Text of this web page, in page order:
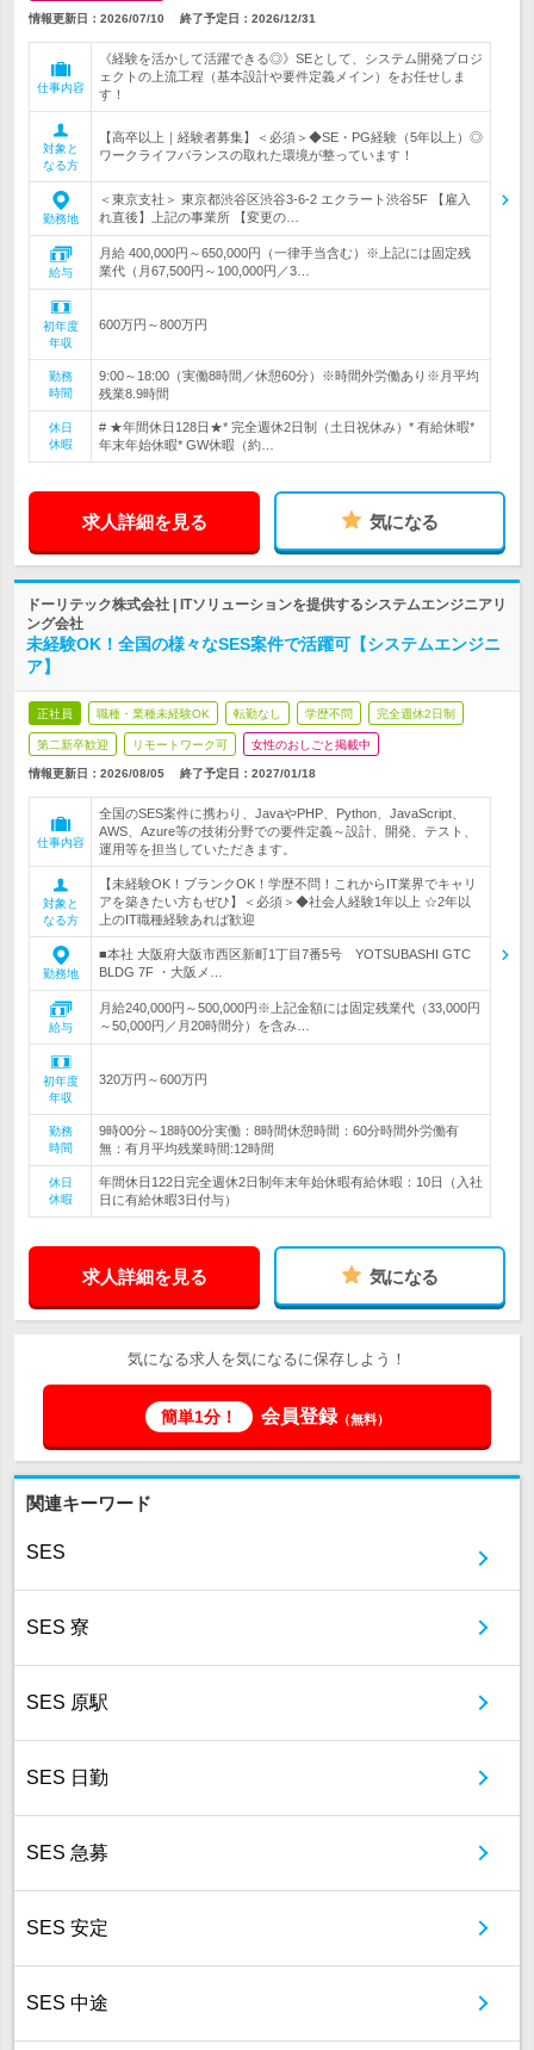
情報更新日：2026/07/10 終了予定日： 2026/12/31
仕事内容
《経験を活かして活躍できる◎》SEとして、システム開発プロジ
ェクトの上流工程（基本設計や要件定義メイン）をお任せしま
す！
対象と
なる方
【高卒以上｜経験者募集】＜必須＞◆SE・PG経験（5年以上）◎
ワークライフバランスの取れた環境が整っています！
勤務地
＜東京支社＞ 東京都渋谷区渋谷3-6-2 エクラート渋谷5F 【雇入
れ直後】上記の事業所 【変更の…
給与
月給 400,000円～650,000円（一律手当含む）※上記には固定残
業代（月67,500円～100,000円／3…
初年度
年収
600万円～800万円
勤務
時間
9:00～18:00（実働8時間／休憩60分）※時間外労働あり※月平均
残業8.9時間
休日
休暇
# ★年間休日128日★* 完全週休2日制（土日祝休み）* 有給休暇*
年末年始休暇* GW休暇（約…
求人詳細を見る 気になる
ドーリテック株式会社 | ITソリューションを提供するシステムエンジニアリ
ング会社
未経験OK！全国の様々なSES案件で活躍可【システムエンジニ
ア】
正社員 職種・業種未経験OK 転勤なし 学歴不問 完全週休2日制
第二新卒歓迎 リモートワーク可 女性のおしごと掲載中
情報更新日：2026/08/05 終了予定日： 2027/01/18
仕事内容
全国のSES案件に携わり、JavaやPHP、Python、JavaScript、
AWS、Azure等の技術分野での要件定義～設計、開発、テスト、
運用等を担当していただきます。
対象と
なる方
【未経験OK！ブランクOK！学歴不問！これからIT業界でキャリ
アを築きたい方もぜひ】＜必須＞◆社会人経験1年以上 ☆2年以
上のIT職種経験あれば歓迎
勤務地
■本社 大阪府大阪市西区新町1丁目7番5号 YOTSUBASHI GTC
BLDG 7F ・大阪メ…
給与
月給240,000円～500,000円※上記金額には固定残業代（33,000円
～50,000円／月20時間分）を含み…
初年度
年収
320万円～600万円
勤務
時間
9時00分～18時00分実働：8時間休憩時間：60分時間外労働有
無：有月平均残業時間:12時間
休日
休暇
年間休日122日完全週休2日制年末年始休暇有給休暇：10日（入社
日に有給休暇3日付与）
求人詳細を見る 気になる
気になる求人を気になるに保存しよう！
簡単1分！ 会員登録（無料）
関連キーワード
SES
SES 寮
SES 原駅
SES 日勤
SES 急募
SES 安定
SES 中途